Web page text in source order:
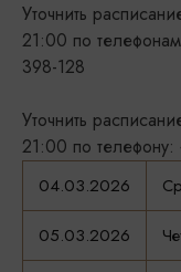
Уточнить
21:00 по
398-128
Уточнить
21:00 по
04.03.2026
05.03.2026